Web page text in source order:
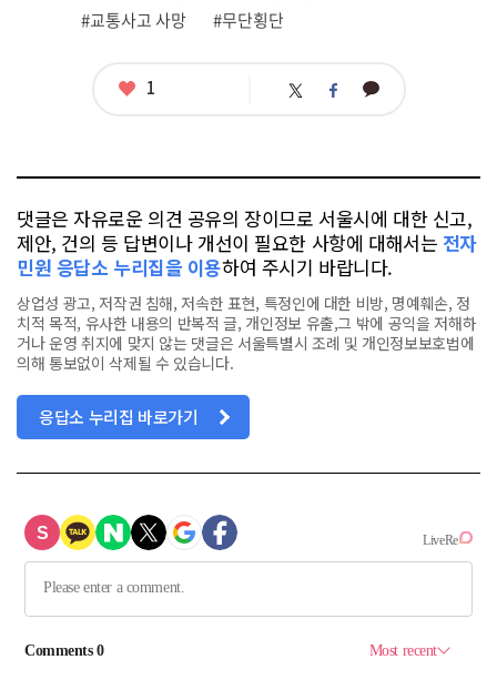
련
태
#교통사고 사망
#무단횡단
좋
1 트 페 카
댓글은 자유로운 의견 공유의 장이므로 서울시에 대한 신고,
제안, 건의 등 답변이나 개선이 필요한 사항에 대해서는 전자
민원 응답소 누리집을 이용하여 주시기 바랍니다.
상업성 광고, 저작권 침해, 저속한 표현, 특정인에 대한 비방, 명예훼손, 정
치적 목적, 유사한 내용의 반복적 글, 개인정보 유출,그 밖에 공익을 저해하
거나 운영 취지에 맞지 않는 댓글은 서울특별시 조례 및 개인정보보호법에
의해 통보없이 삭제될 수 있습니다.
응답소 누리집 바로가기